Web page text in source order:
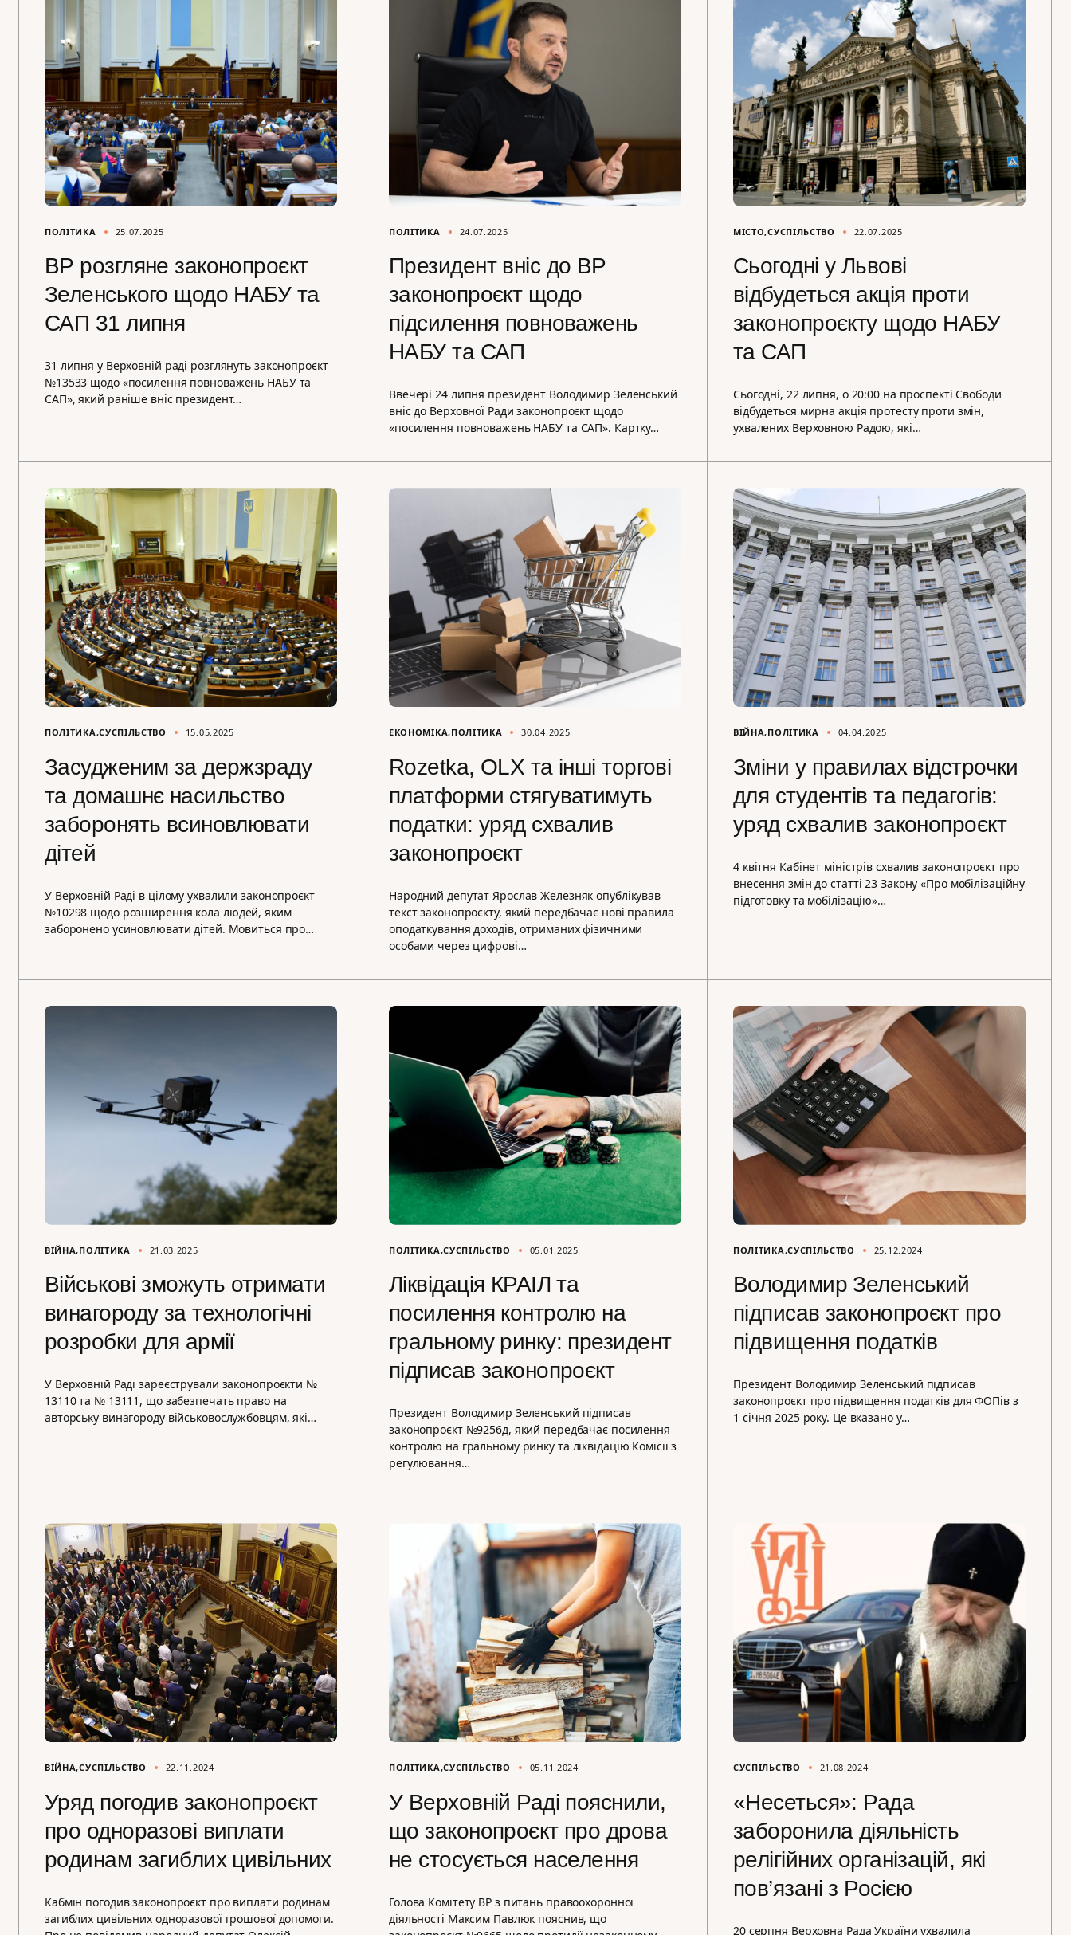
ПОЛІТИКА 25.07.2025
ВР розгляне законопроєкт
Зеленського щодо НАБУ та
САП 31 липня
31 липня у Верховній раді розглянуть законопроєкт
№13533 щодо «посилення повноважень НАБУ та
САП», який раніше вніс президент…
ПОЛІТИКА 24.07.2025
Президент вніс до ВР
законопроєкт щодо
підсилення повноважень
НАБУ та САП
Ввечері 24 липня президент Володимир Зеленський
вніс до Верховної Ради законопроєкт щодо
«посилення повноважень НАБУ та САП». Картку…
МІСТО СУСПІЛЬСТВО 22.07.2025
Сьогодні у Львові
відбудеться акція проти
законопроєкту щодо НАБУ
та САП
Сьогодні, 22 липня, о 20:00 на проспекті Свободи
відбудеться мирна акція протесту проти змін,
ухвалених Верховною Радою, які…
ПОЛІТИКА СУСПІЛЬСТВО 15.05.2025
Засудженим за держзраду
та домашнє насильство
заборонять всиновлювати
дітей
У Верховній Раді в цілому ухвалили законопроєкт
№10298 щодо розширення кола людей, яким
заборонено усиновлювати дітей. Мовиться про…
ЕКОНОМІКА ПОЛІТИКА 30.04.2025
Rozetka, OLX та інші торгові
платформи стягуватимуть
податки: уряд схвалив
законопроєкт
Народний депутат Ярослав Железняк опублікував
текст законопроєкту, який передбачає нові правила
оподаткування доходів, отриманих фізичними
особами через цифрові…
ВІЙНА ПОЛІТИКА 04.04.2025
Зміни у правилах відстрочки
для студентів та педагогів:
уряд схвалив законопроєкт
4 квітня Кабінет міністрів схвалив законопроєкт про
внесення змін до статті 23 Закону «Про мобілізаційну
підготовку та мобілізацію»…
ВІЙНА ПОЛІТИКА 21.03.2025
Військові зможуть отримати
винагороду за технологічні
розробки для армії
У Верховній Раді зареєстрували законопроєкти №
13110 та № 13111, що забезпечать право на
авторську винагороду військовослужбовцям, які…
ПОЛІТИКА СУСПІЛЬСТВО 05.01.2025
Ліквідація КРАІЛ та
посилення контролю на
гральному ринку: президент
підписав законопроєкт
Президент Володимир Зеленський підписав
законопроєкт №9256д, який передбачає посилення
контролю на гральному ринку та ліквідацію Комісії з
регулювання…
ПОЛІТИКА СУСПІЛЬСТВО 25.12.2024
Володимир Зеленський
підписав законопроєкт про
підвищення податків
Президент Володимир Зеленський підписав
законопроєкт про підвищення податків для ФОПів з
1 січня 2025 року. Це вказано у…
ВІЙНА СУСПІЛЬСТВО 22.11.2024
Уряд погодив законопроєкт
про одноразові виплати
родинам загиблих цивільних
Кабмін погодив законопроєкт про виплати родинам
загиблих цивільних одноразової грошової допомоги.
ПОЛІТИКА СУСПІЛЬСТВО 05.11.2024
У Верховній Раді пояснили,
що законопроєкт про дрова
не стосується населення
Голова Комітету ВР з питань правоохоронної
діяльності Максим Павлюк пояснив, що
СУСПІЛЬСТВО 21.08.2024
«Несеться»: Рада
заборонила діяльність
релігійних організацій, які
пов’язані з Росією
20 серпня Верховна Рада України ухвалила